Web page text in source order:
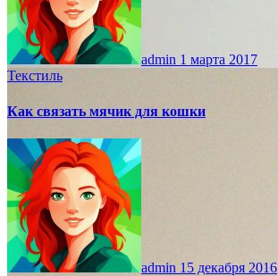
admin 1 марта 2017
Текстиль
Как связать мячик для кошки
admin 15 декабря 2016